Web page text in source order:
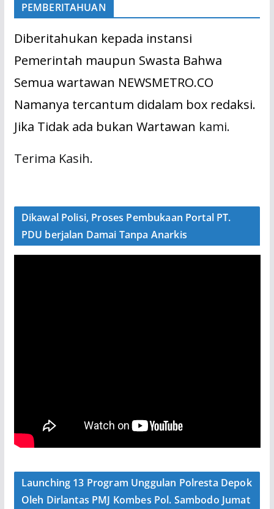
PEMBERITAHUAN
Diberitahukan kepada instansi
Pemerintah maupun Swasta Bahwa
Semua wartawan NEWSMETRO.CO
Namanya tercantum didalam box redaksi.
Jika Tidak ada bukan Wartawan kami.
Terima Kasih.
Dikawal Polisi, Proses Pembukaan Portal PT.
PDU berjalan Damai Tanpa Anarkis
Launching 13 Program Unggulan Polresta Depok
Oleh Dirlantas PMJ Kombes Pol. Sambodo Jumat